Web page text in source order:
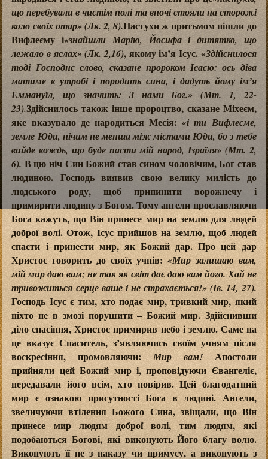
що перебували в чистім полі та вночі стояли на сторожі
коло своїх отар» (Лк. 2, 8).Пастухи ж притьмом пішли до
Вифлеєму і«знайшли Марію, Йосифа і дитятко, що
лежало в яслах» (Лк. 2,16), якому ім’я Ісус. «Здійснилося
тоді Господнє слово, сказане пророком Ісаєю: ось діва
матиме в утробі і породить сина, і дадуть йому ім’я
Еммануїл, що значить: З нами Бог.» (Мт. 1, 22-
23).Здійснилось також інше пророцтво, сказане Міхеєм,
яке вказувало де народиться Месія:«і ти Вифлеєме,
земле Юди, нічим не менша між містами Юди, бо з тебе
вийде вождь, що буде пасти мій народ, Ізраїля» (Мт. 2,
6). В цю ніч Син Божий став сином чоловічим, Бог став
людиною. Господь виявив свою велику милість до
людського роду, щоб припинити ворожнечу і
примирити людину з Богом. Тому ангели прославляючи
Бога кажуть, що Він принесе мир на землю для людей
доброї волі. Отож, Ісус прийшов на землю, щоб людей
спасти і принести мир, як Божий дар. Про цей дар
Христос говорить до своїх учнів:«Мир залишаю вам,
мій мир даю вам; не так як світ дає даю вам його. Хай не
тривожиться серце ваше і не страхається!» (Ів. 14, 27).
Господь Ісус є тим, хто подає мир, тривкий мир, який
ніхто не в змозі порушити – Божий мир. Здійснивши
діло спасіння, Христос примирив небо і землю. Саме на
це вказує Спаситель, з’являючись своїм учням після
воскресіння, промовляючи:Мир вам!Апостоли
прийняли цей Божий мир і, проповідуючи Євангеліє,
передавали його всім, хто повірив. Цей благодатний
мир є ознакою присутності Бога в людині. Ангели,
звеличуючи втілення Божого Сина, звіщали, що Він
принесе мир людям доброї волі, тим людям, які
подобаються Богові, які виконують Його благу волю.
Виконують її не з наказу чи примусу, а виконують з